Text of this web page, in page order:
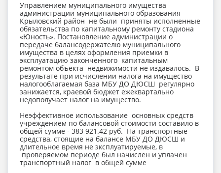
Управлением муниципального имущества
администрации муниципального образования
Крыловский район не были приняты исполненные
обязательства по капитальному ремонту стадиона
«Юность». Постановление администрации о
передаче балансодержателю муниципального
имущества в целях оформления приемки в
эксплуатацию законченного капитальным
ремонтом объекта недвижимости не издавалось. В
результате при исчислении налога на имущество
налогооблагаемая база МБУ ДО ДЮСШ регулярно
занижается, краевой бюджет ежеквартально
недополучает налог на имущество.
Неэффективное использование основных средств
учреждением по балансовой стоимости составило в
общей сумме - 383 921.42 руб. На транспортные
средства, стоящие на балансе МБУ ДО ДЮСШ и
длительное время не эксплуатируемые, в
проверяемом периоде был начислен и уплачен
транспортный налог в общей сумме